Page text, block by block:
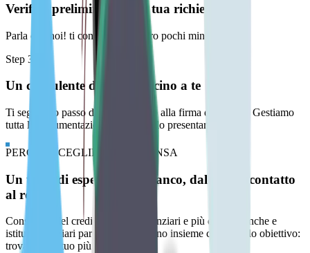
Verifica preliminare della tua richiesta
Parla con noi! ti contatteremo entro pochi minuti.
Step 3
Un consulente dedicato, vicino a te
Ti seguiamo passo dopo passo fino alla firma dal notaio. Gestiamo
tutta la documentazione: tu devi solo presentarti.
PERCHÉ SCEGLIERE EUROANSA
Un team di esperti al tuo fianco, dal primo contatto
al rogito
Consulenti del credito, analisti finanziari e più di 130 banche e
istituti finanziari partner che lavorano insieme con un solo obiettivo:
trovare il mutuo più adatto a te